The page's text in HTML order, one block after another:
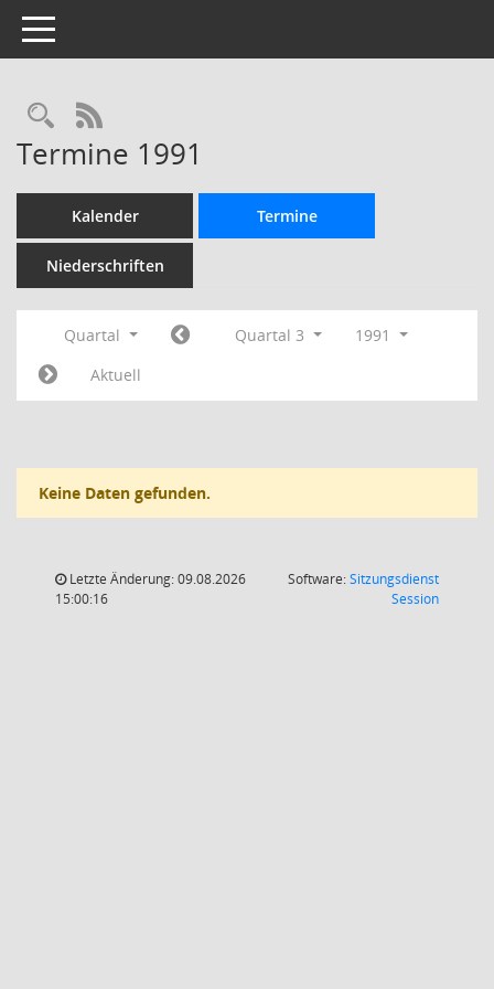
Toggle navigation
Rechercheauswahl
RSS-Feed
Termine 1991
Kalender Termine
Niederschriften
Quartal Quartal 3
1991
Aktuell
Keine Daten gefunden.
Letzte Änderung: 09.08.2026
15:00:16
Software:Sitzungsdienst
Session(Wird in